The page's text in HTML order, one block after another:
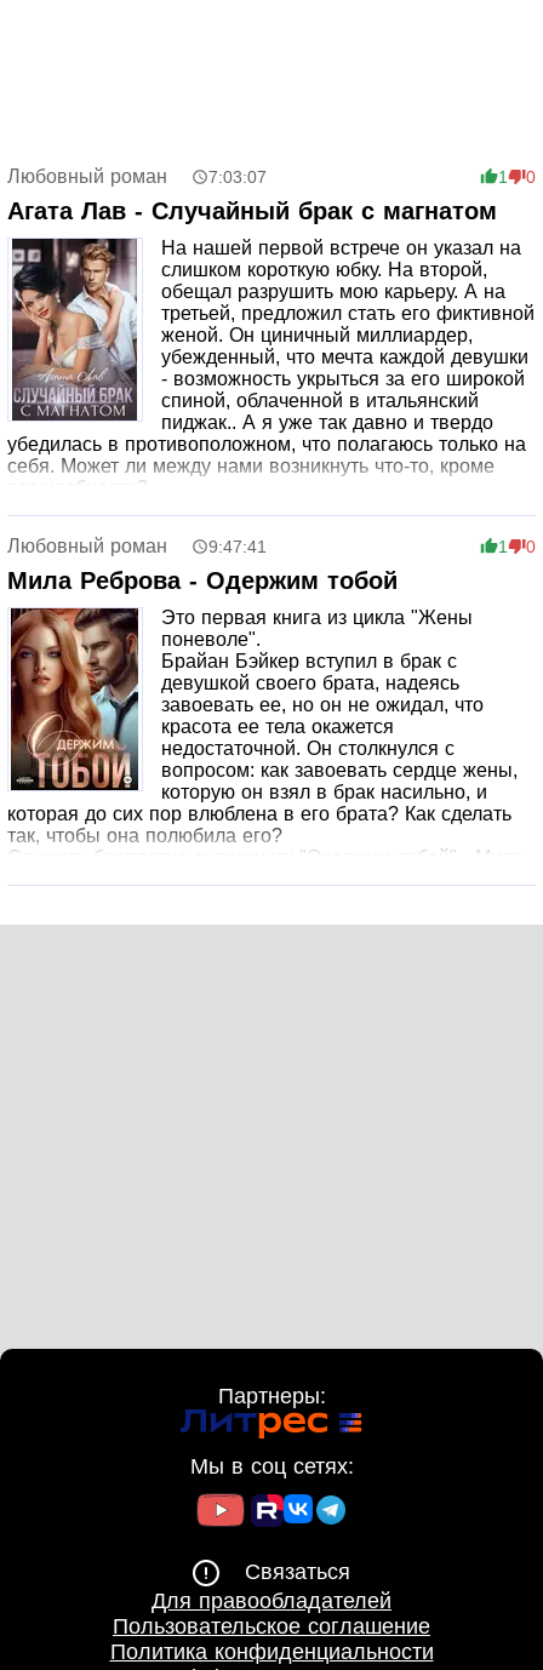
Любовный роман 7:03:07 1 0
Агата Лав - Случайный брак с магнатом
На нашей первой встрече он указал на
слишком короткую юбку. На второй,
обещал разрушить мою карьеру. А на
третьей, предложил стать его фиктивной
женой. Он циничный миллиардер,
убежденный, что мечта каждой девушки
- возможность укрыться за его широкой
спиной, облаченной в итальянский
пиджак.. А я уже так давно и твердо
убедилась в противоположном, что полагаюсь только на
себя. Может ли между нами возникнуть что-то, кроме
враждебности?
Любовный роман 9:47:41 1 0
Мила Реброва - Одержим тобой
Это первая книга из цикла "Жены
поневоле".
Брайан Бэйкер вступил в брак с
девушкой своего брата, надеясь
завоевать ее, но он не ожидал, что
красота ее тела окажется
недостаточной. Он столкнулся с
вопросом: как завоевать сердце жены,
которую он взял в брак насильно, и
которая до сих пор влюблена в его брата? Как сделать
так, чтобы она полюбила его?
Слушать бесплатно аудиокнигу "Одержим тобой" - Мила
Партнеры:
Мы в соц сетях:
Связаться
Для правообладателей
Пользовательское соглашение
Политика конфиденциальности